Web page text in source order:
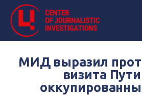
МИД выразил
визита